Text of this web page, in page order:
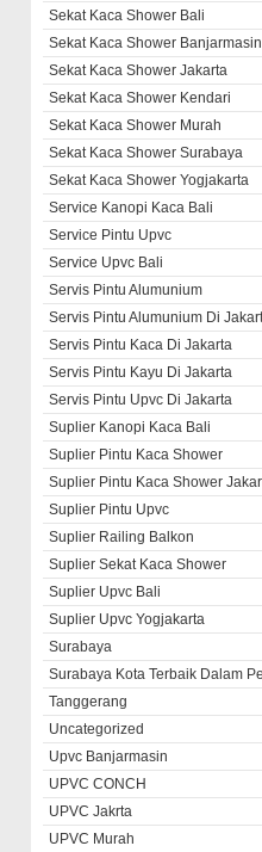
Sekat Kaca Shower Bali
Sekat Kaca Shower Banjarmasin
Sekat Kaca Shower Jakarta
Sekat Kaca Shower Kendari
Sekat Kaca Shower Murah
Sekat Kaca Shower Surabaya
Sekat Kaca Shower Yogjakarta
Service Kanopi Kaca Bali
Service Pintu Upvc
Service Upvc Bali
Servis Pintu Alumunium
Servis Pintu Alumunium Di
Servis Pintu Kaca Di Jakarta
Servis Pintu Kayu Di Jakarta
Servis Pintu Upvc Di Jakarta
Suplier Kanopi Kaca Bali
Suplier Pintu Kaca Shower
Suplier Pintu Kaca Shower
Suplier Pintu Upvc
Suplier Railing Balkon
Suplier Sekat Kaca Shower
Suplier Upvc Bali
Suplier Upvc Yogjakarta
Surabaya
Surabaya Kota Terbaik Dalam
Tanggerang
Uncategorized
Upvc Banjarmasin
UPVC CONCH
UPVC Jakrta
UPVC Murah